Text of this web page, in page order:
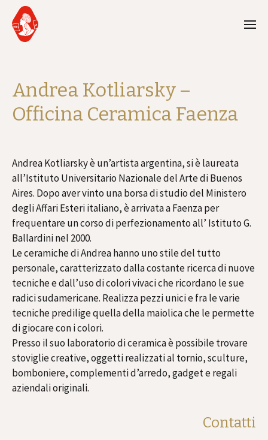
Andrea Kotliarsky –
Officina Ceramica Faenza
Andrea Kotliarsky è un’artista argentina, si è laureata
all’Istituto Universitario Nazionale del Arte di Buenos
Aires. Dopo aver vinto una borsa di studio del Ministero
degli Affari Esteri italiano, è arrivata a Faenza per
frequentare un corso di perfezionamento all’ Istituto G.
Ballardini nel 2000.
Le ceramiche di Andrea hanno uno stile del tutto
personale, caratterizzato dalla costante ricerca di nuove
tecniche e dall’uso di colori vivaci che ricordano le sue
radici sudamericane. Realizza pezzi unici e fra le varie
tecniche predilige quella della maiolica che le permette
di giocare con i colori.
Presso il suo laboratorio di ceramica è possibile trovare
stoviglie creative, oggetti realizzati al tornio, sculture,
bomboniere, complementi d’arredo, gadget e regali
aziendali originali.
Contatti